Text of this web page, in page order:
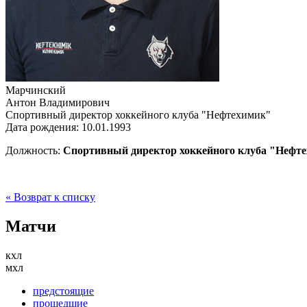
Марчинский
Антон Владимирович
Спортивный директор хоккейного клуба "Нефтехимик"
Дата рождения: 10.01.1993
Должность: Спортивный директор хоккейного клуба
« Возврат к списку
Матчи
кхл
мхл
предстоящие
прошедшие